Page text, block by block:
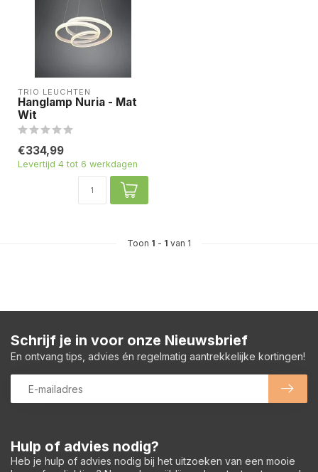
TRIO LEUCHTEN
Hanglamp Nuria - Mat
Wit
€334,99
Levertijd 4 tot 6 werkdagen
Toon 1 - 1 van 1
Hulp of advies nodig?
Heb je hulp of advies nodig bij het uitzoeken van een mooie
Schrijf je in voor onze Nieuwsbrief
En ontvang tips, advies én regelmatig aantrekkelijke kortingen!